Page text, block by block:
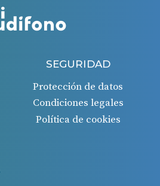
SEGURIDAD
Protección de datos
Condiciones legales
Política de cookies